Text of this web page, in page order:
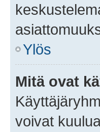
Ylös
Mitä ovat
voivat